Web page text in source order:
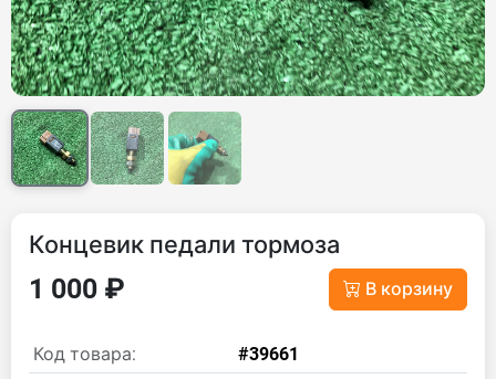
Концевик педали тормоза
1 000 ₽ В корзину
Код товара:
#39661